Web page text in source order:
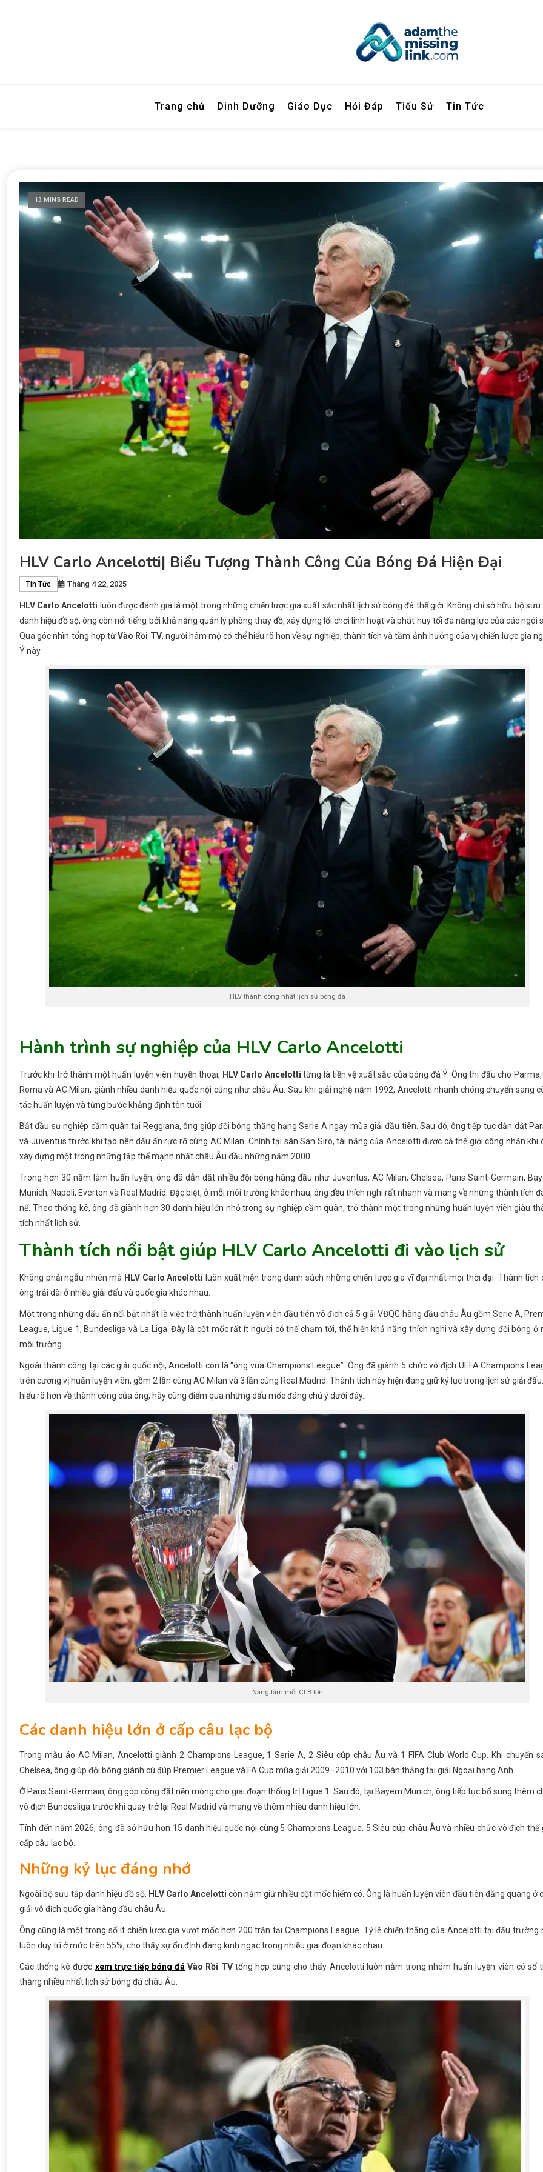
Trang chủ Dinh Dưỡng Giáo Dục Hỏi Đáp Tiểu Sử Tin Tức
13 MINS READ
HLV Carlo Ancelotti| Biểu Tượng Thành Công Của Bóng Đá Hiện Đại
Tin Tức Tháng 4 22, 2025
HLV Carlo Ancelotti luôn được đánh giá là một trong những chiến lược gia xuất sắc nhất lịch sử bóng đá thế giới. Không chỉ sở hữu bộ sưu
danh hiệu đồ sộ, ông còn nổi tiếng bởi khả năng quản lý phòng thay đồ, xây dựng lối chơi linh hoạt và phát huy tối đa năng lực của các ngôi
Qua góc nhìn tổng hợp từVào Rồi TV, người hâm mộ có thể hiểu rõ hơn về sự nghiệp, thành tích và tầm ảnh hưởng của vị chiến lược gia
Ý này.
HLV thành công nhất lịch sử bóng đá
Hành trình sự nghiệp của HLV Carlo Ancelotti
Trước khi trở thành một huấn luyện viên huyền thoại, HLV Carlo Ancelotti từng là tiền vệ xuất sắc của bóng đá Ý. Ông thi đấu cho
Roma và AC Milan, giành nhiều danh hiệu quốc nội cũng như châu Âu. Sau khi giải nghệ năm 1992, Ancelotti nhanh chóng chuyển sang
tác huấn luyện và từng bước khẳng định tên tuổi.
Bắt đầu sự nghiệp cầm quân tại Reggiana, ông giúp đội bóng thăng hạng Serie A ngay mùa giải đầu tiên. Sau đó, ông tiếp tục dẫn dắt
và Juventus trước khi tạo nên dấu ấn rực rỡ cùng AC Milan. Chính tại sân San Siro, tài năng của Ancelotti được cả thế giới công nhận khi
xây dựng một trong những tập thể mạnh nhất châu Âu đầu những năm 2000.
Trong hơn 30 năm làm huấn luyện, ông đã dẫn dắt nhiều đội bóng hàng đầu như Juventus, AC Milan, Chelsea, Paris Saint-Germain,
Munich, Napoli, Everton và Real Madrid. Đặc biệt, ở mỗi môi trường khác nhau, ông đều thích nghi rất nhanh và mang về những thành tích
nể. Theo thống kê, ông đã giành hơn 30 danh hiệu lớn nhỏ trong sự nghiệp cầm quân, trở thành một trong những huấn luyện viên giàu
tích nhất lịch sử.
Thành tích nổi bật giúp HLV Carlo Ancelotti đi vào lịch sử
Không phải ngẫu nhiên mà HLV Carlo Ancelotti luôn xuất hiện trong danh sách những chiến lược gia vĩ đại nhất mọi thời đại. Thành tích
ông trải dài ở nhiều giải đấu và quốc gia khác nhau.
Một trong những dấu ấn nổi bật nhất là việc trở thành huấn luyện viên đầu tiên vô địch cả 5 giải VĐQG hàng đầu châu Âu gồm Serie A,
League, Ligue 1, Bundesliga và La Liga. Đây là cột mốc rất ít người có thể chạm tới, thể hiện khả năng thích nghi và xây dựng đội bóng ở
môi trường.
Ngoài thành công tại các giải quốc nội, Ancelotti còn là “ông vua Champions League”. Ông đã giành 5 chức vô địch UEFA Champions
trên cương vị huấn luyện viên, gồm 2 lần cùng AC Milan và 3 lần cùng Real Madrid. Thành tích này hiện đang giữ kỷ lục trong lịch sử giải
hiểu rõ hơn về thành công của ông, hãy cùng điểm qua những dấu mốc đáng chú ý dưới đây.
Nâng tầm mỗi CLB lớn
Các danh hiệu lớn ở cấp câu lạc bộ
Trong màu áo AC Milan, Ancelotti giành 2 Champions League, 1 Serie A, 2 Siêu cúp châu Âu và 1 FIFA Club World Cup. Khi chuyển
Chelsea, ông giúp đội bóng giành cú đúp Premier League và FA Cup mùa giải 2009–2010 với 103 bàn thắng tại giải Ngoại hạng Anh.
Ở Paris Saint-Germain, ông góp công đặt nền móng cho giai đoạn thống trị Ligue 1. Sau đó, tại Bayern Munich, ông tiếp tục bổ sung thêm
vô địch Bundesliga trước khi quay trở lại Real Madrid và mang về thêm nhiều danh hiệu lớn.
Tính đến năm 2026, ông đã sở hữu hơn 15 danh hiệu quốc nội cùng 5 Champions League, 5 Siêu cúp châu Âu và nhiều chức vô địch thế
cấp câu lạc bộ.
Những kỷ lục đáng nhớ
Ngoài bộ sưu tập danh hiệu đồ sộ, HLV Carlo Ancelotti còn nắm giữ nhiều cột mốc hiếm có. Ông là huấn luyện viên đầu tiên đăng quang ở
giải vô địch quốc gia hàng đầu châu Âu.
Ông cũng là một trong số ít chiến lược gia vượt mốc hơn 200 trận tại Champions League. Tỷ lệ chiến thắng của Ancelotti tại đấu trường
luôn duy trì ở mức trên 55%, cho thấy sự ổn định đáng kinh ngạc trong nhiều giai đoạn khác nhau.
Các thống kê được xem trực tiếp bóng đá Vào Rồi TVtổng hợp cũng cho thấy Ancelotti luôn nằm trong nhóm huấn luyện viên có số
thắng nhiều nhất lịch sử bóng đá châu Âu.